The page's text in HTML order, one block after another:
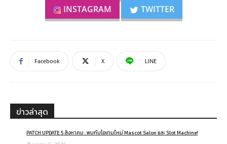
INSTAGRAM
TWITTER
Facebook X LINE
ข่าวล่าสุด
PATCH UPDATE 5 สิงหาคม : พบกับไอเทมใหม่ Mascot Salon และ Slot Machine!